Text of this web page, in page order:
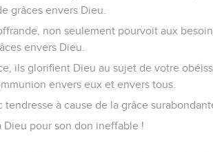
grâces envers Dieu.
non seulement pourvoit aux
envers Dieu.
ils glorifient Dieu au sujet de votre
envers eux et envers tous.
tendresse à cause de la grâce
Dieu pour son don ineffable !